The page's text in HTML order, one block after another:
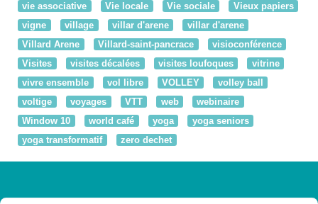
vie associative
Vie locale Vie sociale
Vieux papiers
vigne
village villar d'arene
villar d'arene
Villard Arene
Villard-saint-pancrace
visioconférence
Visites
visites décalées visites loufoques
vitrine
vivre ensemble
vol libre VOLLEY
volley ball
voltige
voyages VTT web
webinaire
Window 10
world café yoga
yoga seniors
yoga transformatif
zero dechet